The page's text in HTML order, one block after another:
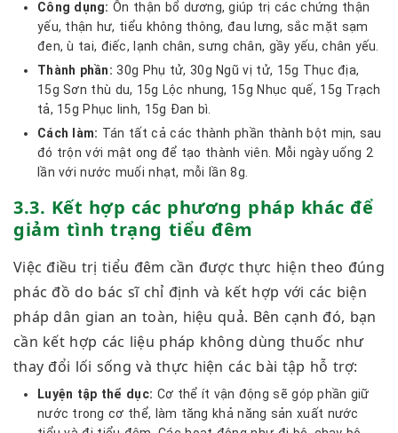
Công dụng: Ôn thận bổ dương, giúp trị các chứng thận
yếu, thận hư, tiểu không thông, đau lưng, sắc mặt sạm
đen, ù tai, điếc, lạnh chân, sưng chân, gầy yếu, chân yếu.
Thành phần:30g Phụ tử, 30g Ngũ vị tử, 15g Thục địa,
15g Sơn thù du, 15g Lộc nhung, 15g Nhục quế, 15g Trạch
tả, 15g Phục linh, 15g Đan bì.
Cách làm: Tán tất cả các thành phần thành bột mịn, sau
đó trộn với mật ong để tạo thành viên. Mỗi ngày uống 2
lần với nước muối nhạt, mỗi lần 8g.
3.3. Kết hợp các phương pháp khác để
giảm tình trạng tiểu đêm
Việc điều trị tiểu đêm cần được thực hiện theo đúng
phác đồ do bác sĩ chỉ định và kết hợp với các biện
pháp dân gian an toàn, hiệu quả. Bên cạnh đó, bạn
cần kết hợp các liệu pháp không dùng thuốc như
thay đổi lối sống và thực hiện các bài tập hỗ trợ:
Luyện tập thể dục: Cơ thể ít vận động sẽ góp phần giữ
nước trong cơ thể, làm tăng khả năng sản xuất nước